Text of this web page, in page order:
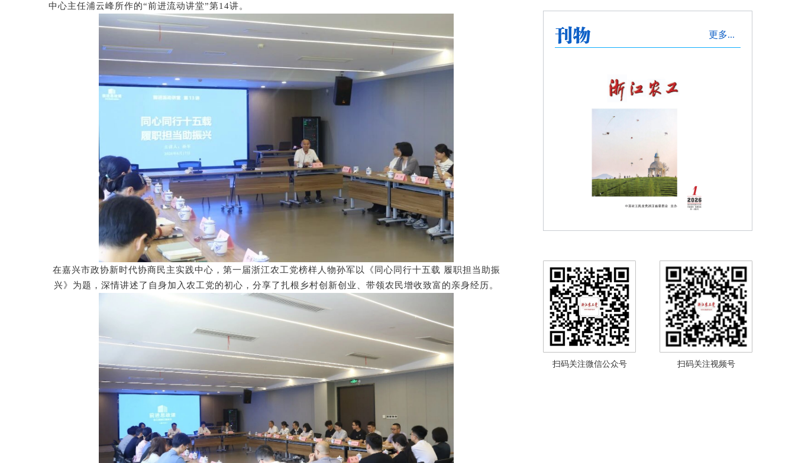
中心主任浦云峰所作的“前进流动讲堂”第14讲。
在嘉兴市政协新时代协商民主实践中心 ， 第一届浙江农工党榜样人物孙军以《同心同行十五载 履职担当助振
兴》为题， 深情讲述了自身加入农工党的初心，分享了扎根乡村创新创业、带领农民增收致富的亲身经历。
更多...
扫码关注微信公众号 扫码关注视频号